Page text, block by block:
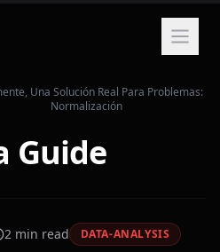
Una Solución Real Para Problemas:
Normalización
Guide
2min read DATA-ANALYSIS